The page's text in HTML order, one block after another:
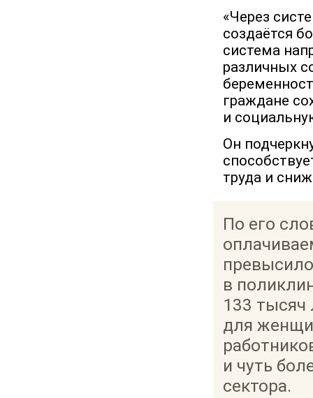
«Через
создаётся
система
различных
граждане
и
Он
труда и
По его
в
133 тысяч
для
и чуть
сектора.